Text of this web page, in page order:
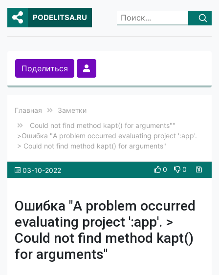
PODELITSA.RU
Поделиться
Главная
Заметки
Could not find method kapt() for arguments""
>Ошибка "A problem occurred evaluating project ':app'.
> Could not find method kapt() for arguments"
03-10-2022 0 0
Ошибка "A problem occurred
evaluating project ':app'. >
Could not find method kapt()
for arguments"